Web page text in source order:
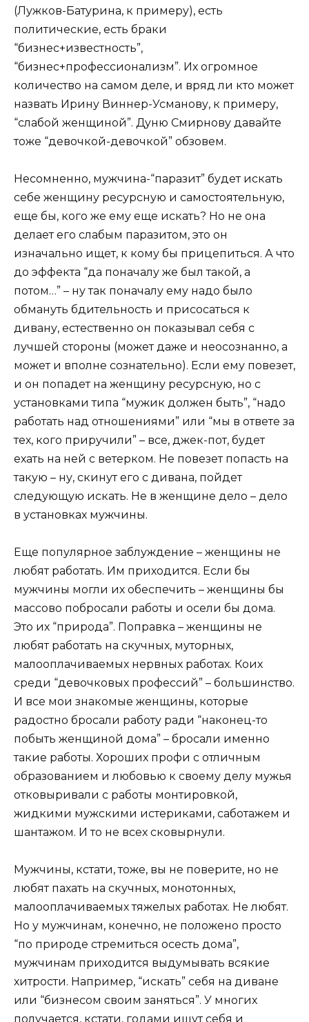
(Лужков-Батурина, к примеру), есть
политические, есть браки
“бизнес+известность”,
“бизнес+профессионализм”. Их огромное
количество на самом деле, и вряд ли кто может
назвать Ирину Виннер-Усманову, к примеру,
“слабой женщиной”. Дуню Смирнову давайте
тоже “девочкой-девочкой” обзовем.
Несомненно, мужчина-“паразит” будет искать
себе женщину ресурсную и самостоятельную,
еще бы, кого же ему еще искать? Но не она
делает его слабым паразитом, это он
изначально ищет, к кому бы прицепиться. А что
до эффекта “да поначалу же был такой, а
потом…” – ну так поначалу ему надо было
обмануть бдительность и присосаться к
дивану, естественно он показывал себя с
лучшей стороны (может даже и неосознанно, а
может и вполне сознательно). Если ему повезет,
и он попадет на женщину ресурсную, но с
установками типа “мужик должен быть”, “надо
работать над отношениями” или “мы в ответе за
тех, кого приручили” – все, джек-пот, будет
ехать на ней с ветерком. Не повезет попасть на
такую – ну, скинут его с дивана, пойдет
следующую искать. Не в женщине дело – дело
в установках мужчины.
Еще популярное заблуждение – женщины не
любят работать. Им приходится. Если бы
мужчины могли их обеспечить – женщины бы
массово побросали работы и осели бы дома.
Это их “природа”. Поправка – женщины не
любят работать на скучных, муторных,
малооплачиваемых нервных работах. Коих
среди “девочковых профессий” – большинство.
И все мои знакомые женщины, которые
радостно бросали работу ради “наконец-то
побыть женщиной дома” – бросали именно
такие работы. Хороших профи с отличным
образованием и любовью к своему делу мужья
отковыривали с работы монтировкой,
жидкими мужскими истериками, саботажем и
шантажом. И то не всех сковырнули.
Мужчины, кстати, тоже, вы не поверите, но не
любят пахать на скучных, монотонных,
малооплачиваемых тяжелых работах. Не любят.
Но у мужчинам, конечно, не положено просто
“по природе стремиться осесть дома”,
мужчинам приходится выдумывать всякие
хитрости. Например, “искать” себя на диване
или “бизнесом своим заняться”. У многих
получается, кстати, годами ищут себя и